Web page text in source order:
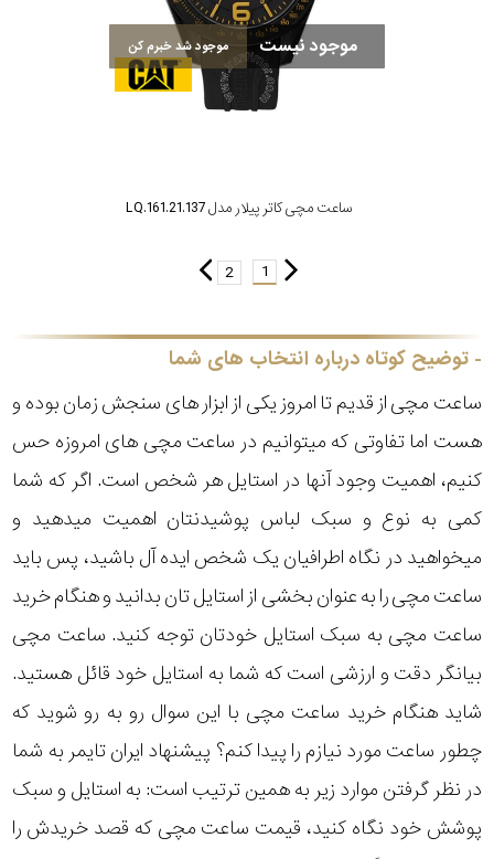
موجود نیست موجود شد خبرم کن
ساعت مچی کاتر پیلار مدل LQ.161.21.137
1
2
توضیح کوتاه درباره انتخاب های شما
ساعت مچی از قدیم تا امروز یکی از ابزار های سنجش زمان بوده و
هست اما تفاوتی که میتوانیم در ساعت مچی های امروزه حس
کنیم، اهمیت وجود آنها در استایل هر شخص است. اگر که شما
کمی به نوع و سبک لباس پوشیدنتان اهمیت میدهید و
میخواهید در نگاه اطرافیان یک شخص ایده آل باشید، پس باید
ساعت مچی را به عنوان بخشی از استایل تان بدانید و هنگام خرید
ساعت مچی به سبک استایل خودتان توجه کنید. ساعت مچی
بیانگر دقت و ارزشی است که شما به استایل خود قائل هستید.
شاید هنگام خرید ساعت مچی با این سوال رو به رو شوید که
چطور ساعت مورد نیازم را پیدا کنم؟ پیشنهاد ایران تایمر به شما
در نظر گرفتن موارد زیر به همین ترتیب است: به استایل و سبک
پوشش خود نگاه کنید، قیمت ساعت مچی که قصد خریدش را